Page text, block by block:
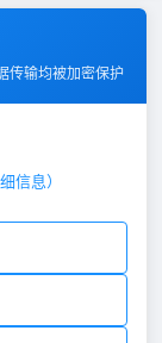
传输均被加密保护
信息）